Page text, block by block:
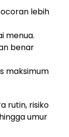
lebih
menua.
benar
maksimum
rutin, risiko
umur